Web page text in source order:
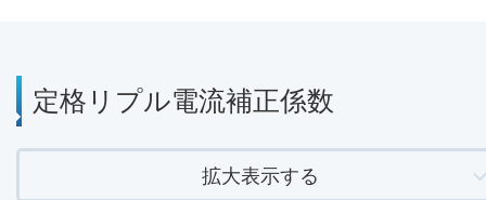
定格リプル電流補正係数
拡大表示する